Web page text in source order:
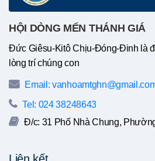
HỘI DÒNG MẾN THÁNH GIÁ
Đức Giêsu-Kitô Chịu-Đóng-Đinh là
lòng trí chúng con
Email:
Tel: 024 38248643
Đ/c: 31 Phố Nhà Chung,